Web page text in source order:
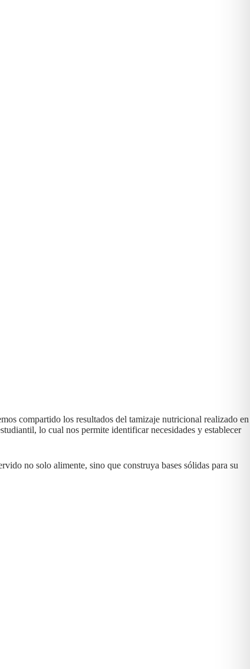
compartido los resultados del tamizaje nutricional realizado en
lo cual nos permite identificar necesidades y establecer
no solo alimente, sino que construya bases sólidas para su